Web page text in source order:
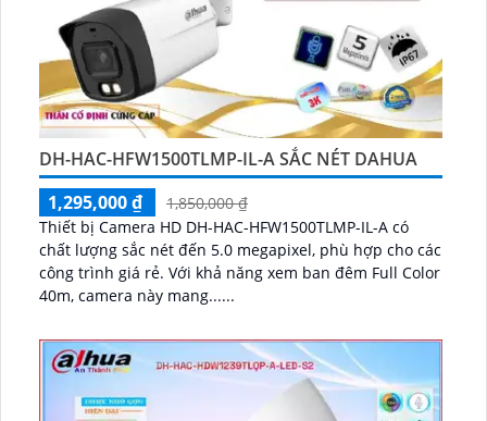
DH-HAC-HFW1500TLMP-IL-A SẮC NÉT DAHUA
1,295,000 ₫
1,850,000 ₫
Thiết bị Camera HD DH-HAC-HFW1500TLMP-IL-A có
chất lượng sắc nét đến 5.0 megapixel, phù hợp cho các
công trình giá rẻ. Với khả năng xem ban đêm Full Color
40m, camera này mang......